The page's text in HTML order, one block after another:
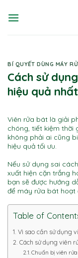
BÍ QUYẾT DÙNG MÁY
Cách sử
hiệu quả nhất
Viên rửa bát là giải
chóng, tiết kiệm thời
không phải ai cũng
hiệu quả tối ưu.
Nếu sử dụng sai
xuất hiện cặn trắng
bạn sẽ được hướng
để máy rửa bát hoạt
Table of
Vì sao cần sử dụng
Cách sử dụng viên
Chuẩn bị viên